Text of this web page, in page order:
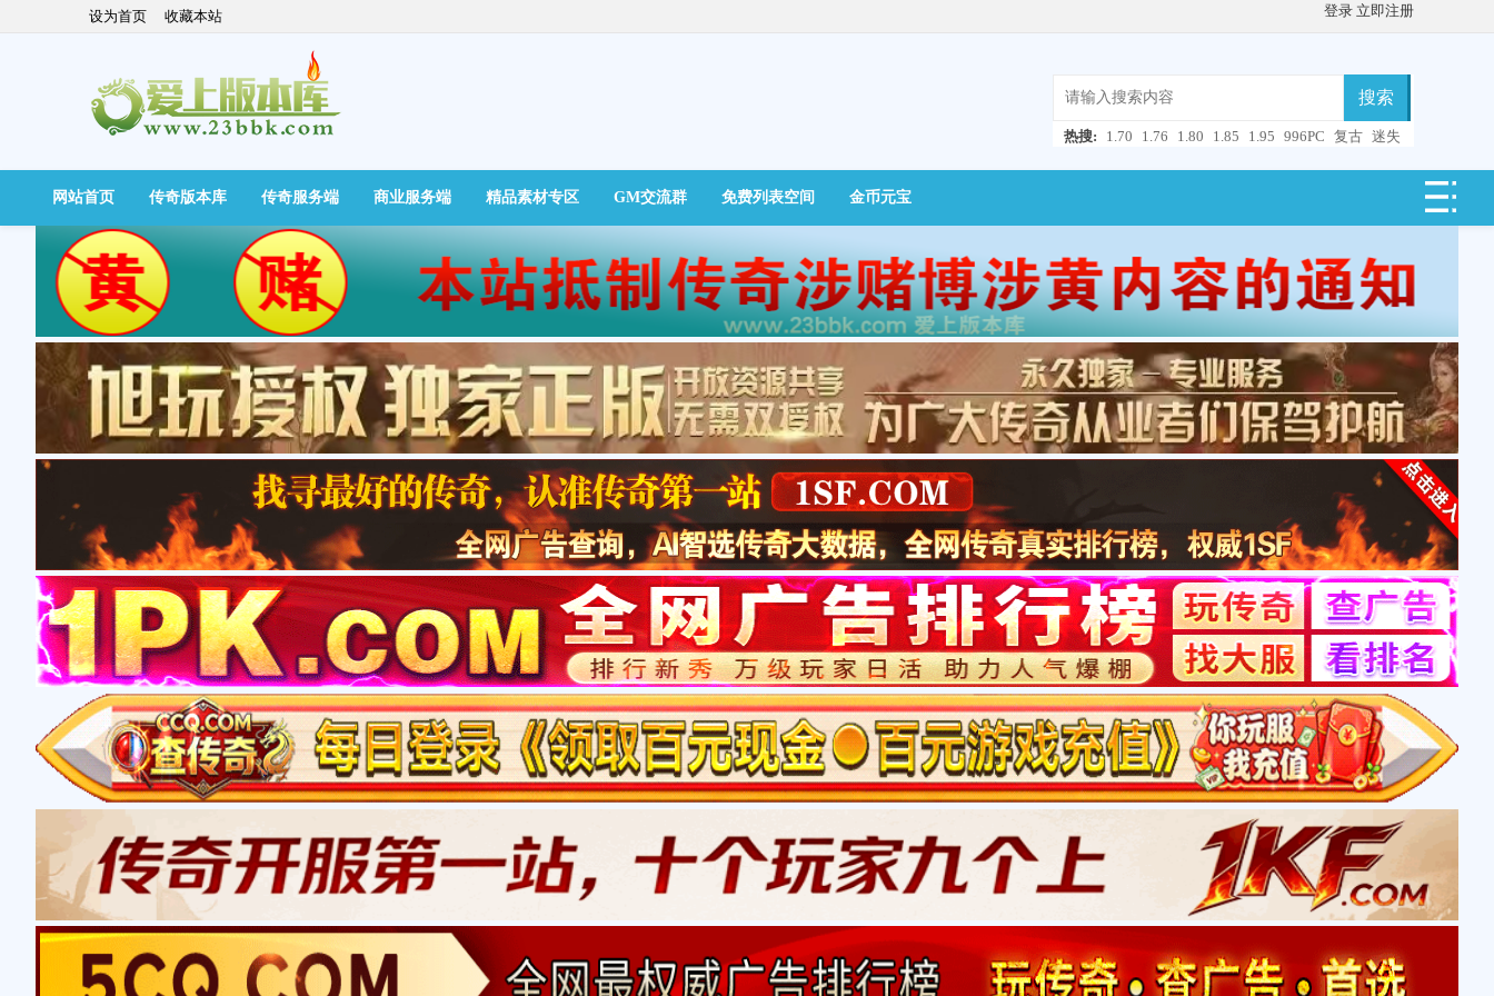
设为首页 收藏本站 登录 立即注册
搜索
热搜: 1.70 1.76 1.80 1.85 1.95 996PC 复古 迷失
快捷导航
网站首页 传奇版本库 传奇服务端 商业服务端 精品素材专区 GM交流群 免费列表空间 金币元宝